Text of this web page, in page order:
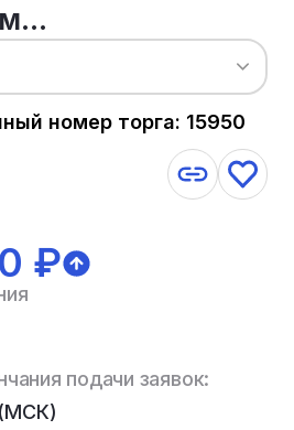
номер торга: 15950
₽
подачи заявок:
(МСК)